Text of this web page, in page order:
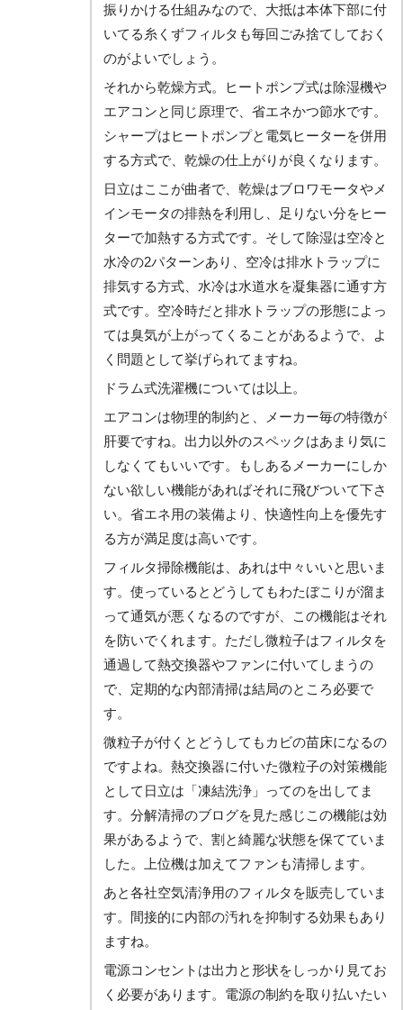
振りかける仕組みなので、大抵は本体下部に付
いてる糸くずフィルタも毎回ごみ捨てしておく
のがよいでしょう。
それから乾燥方式。ヒートポンプ式は除湿機や
エアコンと同じ原理で、省エネかつ節水です。
シャープはヒートポンプと電気ヒーターを併用
する方式で、乾燥の仕上がりが良くなります。
日立はここが曲者で、乾燥はブロワモータやメ
インモータの排熱を利用し、足りない分をヒー
ターで加熱する方式です。そして除湿は空冷と
水冷の2パターンあり、空冷は排水トラップに
排気する方式、水冷は水道水を凝集器に通す方
式です。空冷時だと排水トラップの形態によっ
ては臭気が上がってくることがあるようで、よ
く問題として挙げられてますね。
ドラム式洗濯機については以上。
エアコンは物理的制約と、メーカー毎の特徴が
肝要ですね。出力以外のスペックはあまり気に
しなくてもいいです。もしあるメーカーにしか
ない欲しい機能があればそれに飛びついて下さ
い。省エネ用の装備より、快適性向上を優先す
る方が満足度は高いです。
フィルタ掃除機能は、あれは中々いいと思いま
す。使っているとどうしてもわたぼこりが溜ま
って通気が悪くなるのですが、この機能はそれ
を防いでくれます。ただし微粒子はフィルタを
通過して熱交換器やファンに付いてしまうの
で、定期的な内部清掃は結局のところ必要で
す。
微粒子が付くとどうしてもカビの苗床になるの
ですよね。熱交換器に付いた微粒子の対策機能
として日立は「凍結洗浄」ってのを出してま
す。分解清掃のブログを見た感じこの機能は効
果があるようで、割と綺麗な状態を保てていま
した。上位機は加えてファンも清掃します。
あと各社空気清浄用のフィルタを販売していま
す。間接的に内部の汚れを抑制する効果もあり
ますね。
電源コンセントは出力と形状をしっかり見てお
く必要があります。電源の制約を取り払いたい